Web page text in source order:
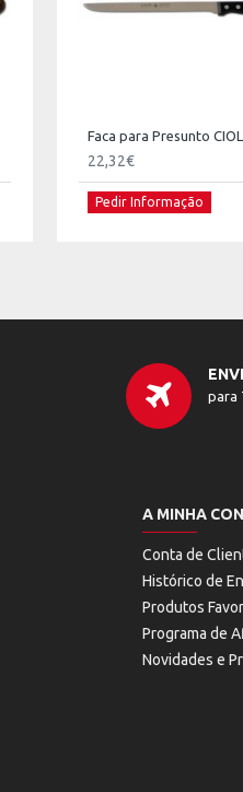
Faca para Presunto CIOL
22,32€
Pedir Informação
para
A MINHA
Conta de
Histórico de
Produtos
Programa de
Novidades e